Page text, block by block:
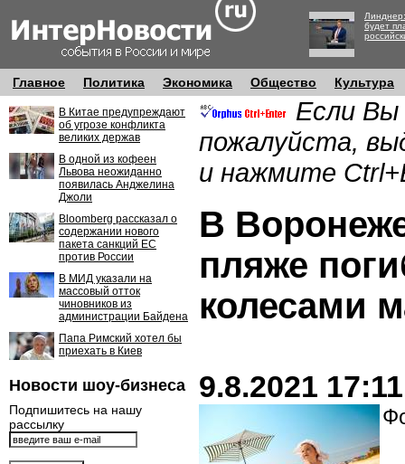
будет
Главное Политика Экономика Общество Культура
В Китае предупреждают
об угрозе конфликта
великих держав
В одной из кофеен
Львова неожиданно
появилась Анджелина
Джоли
Bloomberg рассказал о
содержании нового
пакета санкций ЕС
против России
В МИД указали на
массовый отток
чиновников из
администрации Байдена
Папа Римский хотел бы
приехать в Киев
Новости шоу-бизнеса
Подпишитесь на нашу
рассылку
Если Вы
пожалуйста,
и нажмите
В
пляже
колесами
9.8.2021 17:11